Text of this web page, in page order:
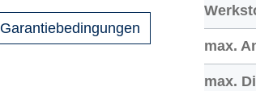
Garantiebedingungen
max.
max.